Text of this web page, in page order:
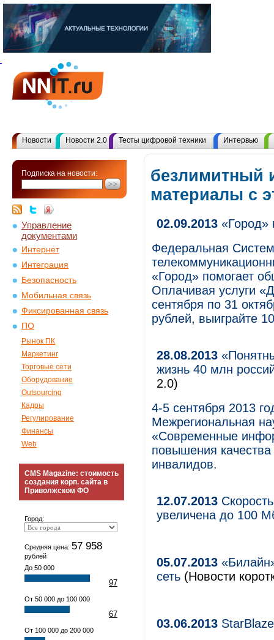
Новости Новости 2.0 Тесты цифровой техники Интервью
Подписка на новости:
Управление
документами
Интернет
Интеграция
Безопасность
Мобильная связь
Фиксированная связь
ПО
Рынок ПК
Маркетинг
Торговые сети
Оборудование
Outsourcing
Кадры
Регулирование
Финансы
Web
CMS Magazine: стоимость
создания корп. сайта в
Приволжском ФО
Город:
Средняя цена: 57 958
рублей
До 50 000
97
От 50 000 до 100 000
67
От 100 000 до 200 000
безлимитный
материалы с
02.09.2013 «Город»
Федеральная
«Город» помогает
Оплачивая услуги
сентября по 31
рублей, выиграйте
28.08.2013
жизнь 40 млн
2.0)
4-5 сентября 2013
Межрегиональная
«Современные
повышения
инвалидов.
12.07.2013
увеличена до 100
05.07.2013
сеть (Новости
03.06.2013